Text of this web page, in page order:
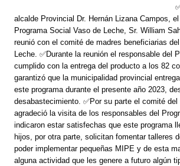
alcalde Provincial Dr. Hernán Lizana Campos,
Programa Social Vaso de Leche, Sr. William
reunió con el comité de madres beneficiarias
Leche. ✅Durante la reunión el responsable del
cumplido con la entrega del producto a los 82
garantizó que la municipalidad provincial
este programa durante el presente año 2023,
desabastecimiento. ✅Por su parte el comité
agradeció la visita de los responsables del
indicaron estar satisfechas que este programa
hijos, por otra parte, solicitan fomentar talleres
poder implementar pequeñas MIPE y de esta
alguna actividad que les genere a futuro algún